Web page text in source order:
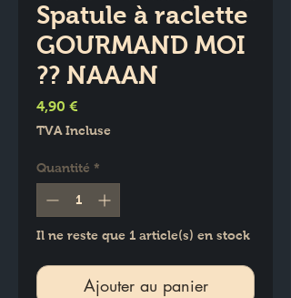
Spatule à raclette
GOURMAND MOI
?? NAAAN
4,90 €
TVA Incluse
Quantité *
Il ne reste que 1 article(s) en stock
Ajouter au panier